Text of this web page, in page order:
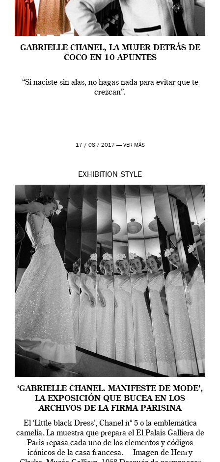
GABRIELLE CHANEL, LA MUJER DETRÁS DE
COCO EN 10 APUNTES
“Si naciste sin alas, no hagas nada para evitar que te
crezcan”.
17 / 08 / 2017 — VER MÁS
EXHIBITION STYLE
‘GABRIELLE CHANEL. MANIFESTE DE MODE’,
LA EXPOSICIÓN QUE BUCEA EN LOS
ARCHIVOS DE LA FIRMA PARISINA
El ‘Little black Dress’, Chanel nº 5 o la emblemática
camelia. La muestra que prepara el El Palais Galliera de
Paris repasa cada uno de los elementos y códigos
icónicos de la casa francesa. Imagen de Henry